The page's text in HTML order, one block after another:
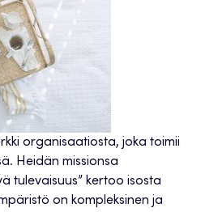
organisaatiosta, joka toimii
Heidän missionsa
tulevaisuus” kertoo isosta
on kompleksinen ja